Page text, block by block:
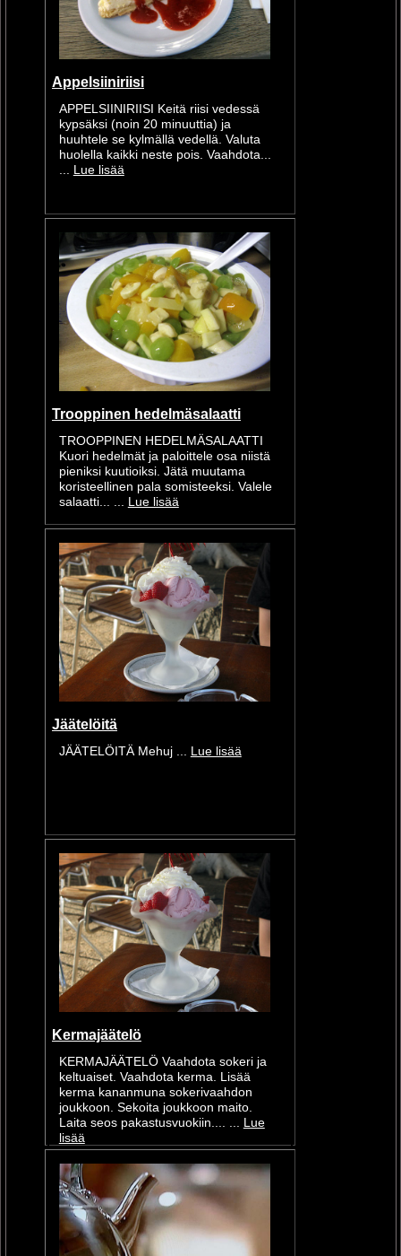
Appelsiiniriisi
APPELSIINIRIISI Keitä riisi vedessä
kypsäksi (noin 20 minuuttia) ja
huuhtele se kylmällä vedellä. Valuta
huolella kaikki neste pois. Vaahdota...
Lue lisää
Trooppinen hedelmäsalaatti
TROOPPINEN HEDELMÄSALAATTI
Kuori hedelmät ja paloittele osa niistä
pieniksi kuutioiksi. Jätä muutama
koristeellinen pala somisteeksi. Valele
salaatti... ... Lue lisää
Jäätelöitä
JÄÄTELÖITÄ Mehuj ... Lue lisää
Kermajäätelö
KERMAJÄÄTELÖ Vaahdota sokeri ja
keltuaiset. Vaahdota kerma. Lisää
kerma kananmuna sokerivaahdon
joukkoon. Sekoita joukkoon maito.
Laita seos pakastusvuokiin.... ... Lue
lisää